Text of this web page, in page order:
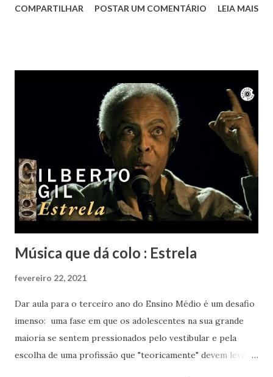
obra. Achei este registro de 2023, num dia que essa música
Cabelo". Vai em paz Lô... Obrigada por tanto.
COMPARTILHAR POSTAR UM COMENTÁRIO LEIA MAIS
Música que dá colo : Estrela
fevereiro 22, 2021
Dar aula para o terceiro ano do Ensino Médio é um desafio
imenso: uma fase em que os adolescentes na sua grande
maioria se sentem pressionados pelo vestibular e pela
escolha de uma profissão que "teoricamente" devem levar